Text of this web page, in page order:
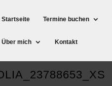
Startseite Termine buchen
Über mich Kontakt